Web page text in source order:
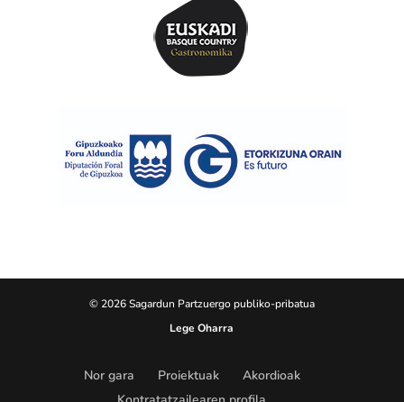
© 2026 Sagardun Partzuergo publiko-pribatua
Lege Oharra
Nor gara Proiektuak
Akordioak